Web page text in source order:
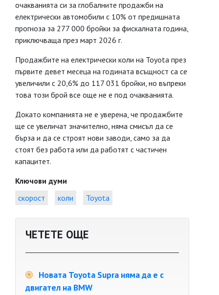
очакванията си за глобалните продажби на
електрически автомобили с 10% от предишната
прогноза за 277 000 бройки за фискалната година,
приключваща през март 2026 г.
Продажбите на електрически коли на Toyota през
първите девет месеца на годината всъщност са се
увеличили с 20,6% до 117 031 бройки, но въпреки
това този брой все още не е под очакванията.
Докато компанията не е уверена, че продажбите
ще се увеличат значително, няма смисъл да се
бърза и да се строят нови заводи, само за да
стоят без работа или да работят с частичен
капацитет.
Ключови думи
скорост
коли Toyota
ЧЕТЕТЕ ОЩЕ
Новата Toyota Supra няма да е с
двигател на BMW